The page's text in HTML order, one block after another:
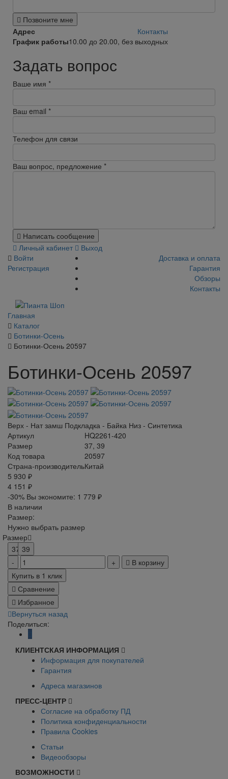
Позвоните мне
Адрес
Контакты
График работы10.00 до 20.00, без выходных
Задать вопрос
Ваше имя *
Ваш email *
Телефон для связи
Ваш вопрос, предложение *
Написать сообщение
Личный кабинет
Выход
Войти
Регистрация
Доставка и оплата
Гарантия
Обзоры
Контакты
Главная
Каталог
Ботинки-Осень
Ботинки-Осень 20597
Ботинки-Осень 20597
Верх - Нат замш Подкладка - Байка Низ - Синтетика
Артикул
HQ2261-420
Размер
37, 39
Код товара
20597
Страна-производительКитай
5 930 ₽
4 151 ₽
-30% Вы экономите: 1 779 ₽
В наличии
Размер:
Нужно выбрать размер
Размер
37 39
В корзину
Купить в 1 клик
Сравнение
Избранное
Вернуться назад
Поделиться:
КЛИЕНТСКАЯ ИНФОРМАЦИЯ
Информация для покупателей
Гарантия
Адреса магазинов
ПРЕСС-ЦЕНТР
Согласие на обработку ПД
Политика конфиденциальности
Правила Cookies
Статьи
Видеообзоры
ВОЗМОЖНОСТИ